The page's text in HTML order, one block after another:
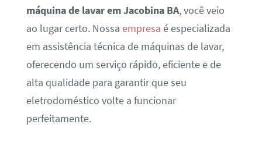
máquina de lavar em Jacobina BA, você veio
ao lugar certo. Nossa empresa é especializada
em assistência técnica de máquinas de lavar,
oferecendo um serviço rápido, eficiente e de
alta qualidade para garantir que seu
eletrodoméstico volte a funcionar
perfeitamente.